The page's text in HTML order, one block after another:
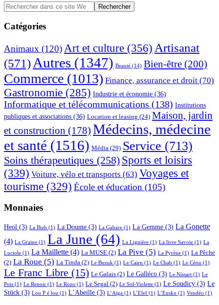
Barre
latérale
principale
Rechercher
dans
ce
site
Catégories
Animaux (120)Art et culture (356) Artisanat
(571) Autres (1347) Beauté (14) Bien-être (200)
Commerce (1013) Finance, assurance et droit (70)
Gastronomie (285) Industrie et économie (36)
Informatique et télécommunications (138) Institutions
publiques et associations (36) Location et leasing (24) Maison, jardin
et construction (178) Médecins, médecine
et santé (1516) Média (29) Service (713)
Soins thérapeutiques (258) Sports et loisirs
(339) Voiture, vélo et transports (63) Voyages et
tourisme (329) École et éducation (105)
Monnaies
Heol (3) La Bizh (1) La Doume (3) La Gabare (1) La Gemme (3) La Gonette
(4) La Graine (1) La June (64) La Lignière (1) La livre Savoie (1) La
Luciole (1) La Maillette (4) La MUSE (2) La Pive (5) La Pyrène (1) La Pêche
(2) La Roue (5) La Tinda (2) Le Buzuk (1) Le Cairn (1) Le Chab (1) Le Céou (1)
Le Franc Libre (15) Le Galais (2) Le Galléco (3) Le Nissart (1) Le
Pois (1) Le Renoir (1) Le Rozo (1) Le Segal (2) Le Sol-Violette (1) Le Soudicy (3) Le
Stück (3) Lou P é lou (1) L’Abeille (3) L’Aïga (1) L’Elef (1) L’Eusko (1) Vendéo (1)